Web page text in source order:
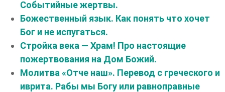
Событийные жертвы.
Божественный язык. Как понять что хочет
Бог и не испугаться.
Стройка века — Храм! Про настоящие
пожертвования на Дом Божий.
Молитва «Отче наш». Перевод с греческого и
иврита. Рабы мы Богу или равноправные